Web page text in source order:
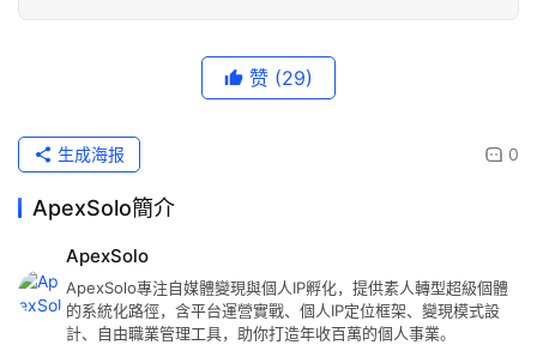
赞 (29)
0
生成海报
ApexSolo簡介
ApexSolo
ApexSolo專注自媒體變現與個人IP孵化，提供素人轉型超級個體
的系統化路徑，含平台運營實戰、個人IP定位框架、變現模式設
計、自由職業管理工具，助你打造年收百萬的個人事業。